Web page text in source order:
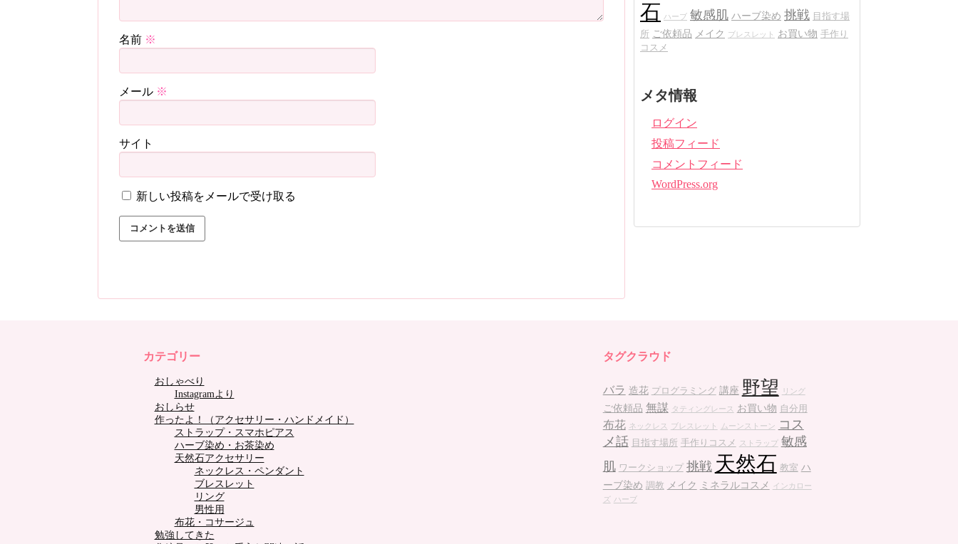
名前 ※
メール ※
サイト
新しい投稿をメールで受け取る
石 ハーブ 敏感肌 ハーブ染め 挑戦 目指す場
所 ご依頼品 メイク ブレスレット お買い物 手作り
コスメ
メタ情報
ログイン
投稿フィード
コメントフィード
WordPress.org
カテゴリー
おしゃべり
Instagramより
おしらせ
作ったよ！（アクセサリー・ハンドメイド）
ストラップ・スマホピアス
ハーブ染め・お茶染め
天然石アクセサリー
ネックレス・ペンダント
ブレスレット
リング
男性用
布花・コサージュ
勉強してきた
タグクラウド
バラ 造花 プログラミング 講座 野望 リング
ご依頼品 無謀 タティングレース お買い物 自分用
布花 ネックレス ブレスレット ムーンストーン
コス
メ話 目指す場所 手作りコスメ ストラップ 敏感
肌 ワークショップ 挑戦 天然石 教室 ハ
ーブ染め 調教 メイク ミネラルコスメ
インカロー
ズ ハーブ